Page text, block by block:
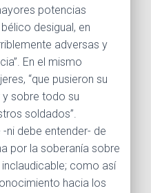
potencias
desigual, en
adversas y
En el mismo
“que pusieron su
y sobre todo su
soldados”.
ni debe entender- de
por la soberanía sobre
como así
hacia los